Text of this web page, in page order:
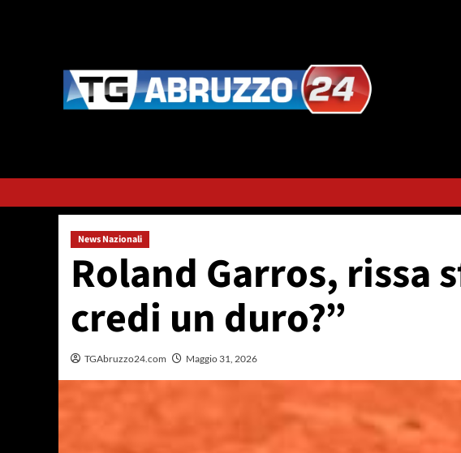
News Nazionali
Roland Garros, rissa
credi un duro?”
TGAbruzzo24.com Maggio 31, 2026